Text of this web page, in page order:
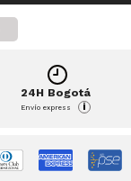
24H Bogotá
Envío express i